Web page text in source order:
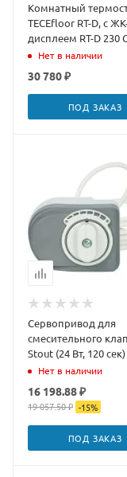
Комнатный
TECEfloor RT-D, с
дисплеем RT-D 230
77410035
Нет в наличии
30 780 ₽
ПОД ЗАКАЗ
Сервопривод для
смесительного
Stout (24 Вт, 120 сек)
Нет в наличии
16 198.88 ₽
19 057.50 ₽ -15%
ПОД ЗАКАЗ